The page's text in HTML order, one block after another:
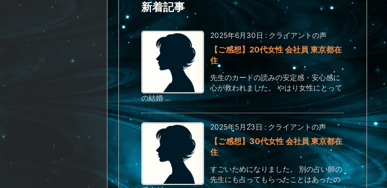
新着記事
2025年6月30日 : クライアントの声
【ご感想】20代女性 会社員 東京都在
住
先生のカードの読みの安定感・安心感に
心が救われました。 やはり女性にとって
の結婚 ...
2025年5月23日 : クライアントの声
【ご感想】30代女性 会社員 東京都在
住
すごいためになりました。 別の占い師の
先生にも占ってもらったことはあったの